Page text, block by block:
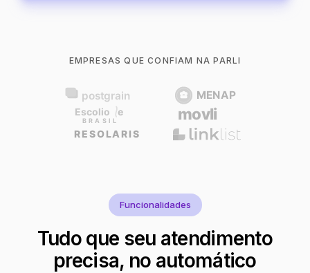
EMPRESAS QUE CONFIAM NA PARLI
Funcionalidades
Tudo que seu atendimento
precisa, no automático